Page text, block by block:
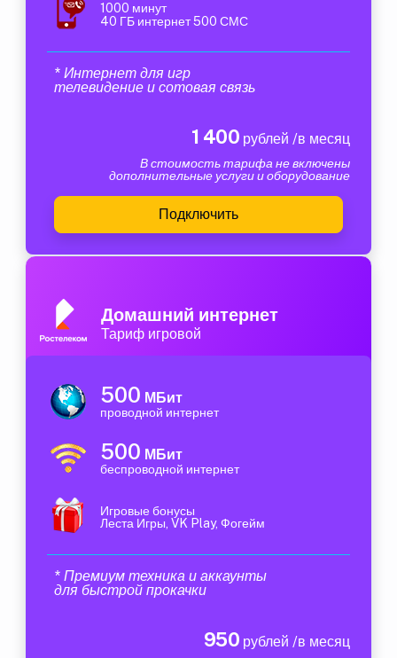
1000 минут
40 ГБ интернет 500 СМС
* Интернет для игр
телевидение и сотовая связь
1 400 рублей /в месяц
В стоимость тарифа не включены
дополнительные услуги и оборудование
Подключить
Домашний интернет
Тариф игровой
500 МБит
проводной интернет
500 МБит
беспроводной интернет
Игровые бонусы
Леста Игры, VK Play, Фогейм
* Премиум техника и аккаунты
для быстрой прокачки
950 рублей /в месяц